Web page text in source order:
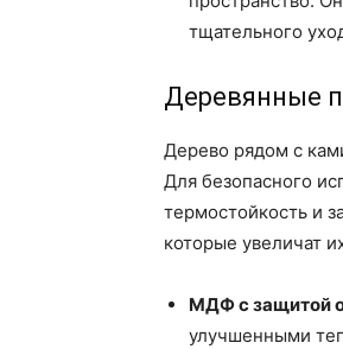
тщательного
Деревянные
Дерево рядом с
Для безопасного
термостойкость и
которые увеличат
МДФ с защитой
улучшенными